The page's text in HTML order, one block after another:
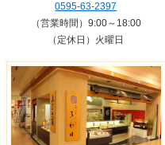
0595-63-2397
（営業時間）9:00～18:00
（定休日）火曜日